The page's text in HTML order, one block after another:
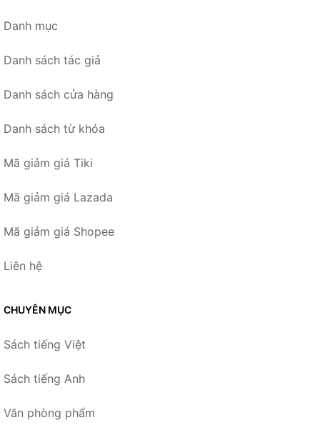
Danh mục
Danh sách tác giả
Danh sách cửa hàng
Danh sách từ khóa
Mã giảm giá Tiki
Mã giảm giá Lazada
Mã giảm giá Shopee
Liên hệ
CHUYÊN MỤC
Sách tiếng Việt
Sách tiếng Anh
Văn phòng phẩm